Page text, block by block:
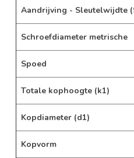
Aandrijving - Sleutelwijdte
Schroefdiameter metrische
Spoed
Totale kophoogte (k1)
Kopdiameter (d1)
Kopvorm